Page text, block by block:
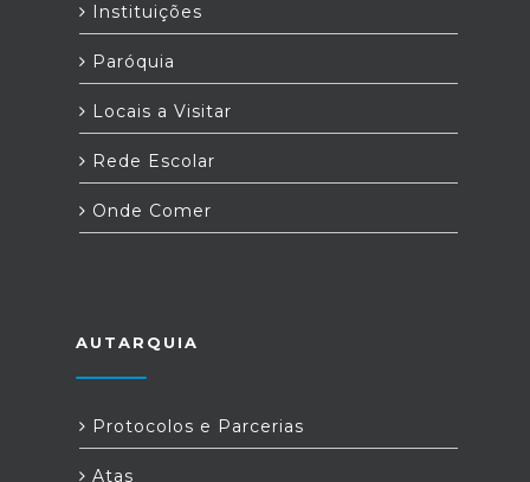
Instituições
Paróquia
Locais a Visitar
Rede Escolar
Onde Comer
AUTARQUIA
Protocolos e Parcerias
Atas